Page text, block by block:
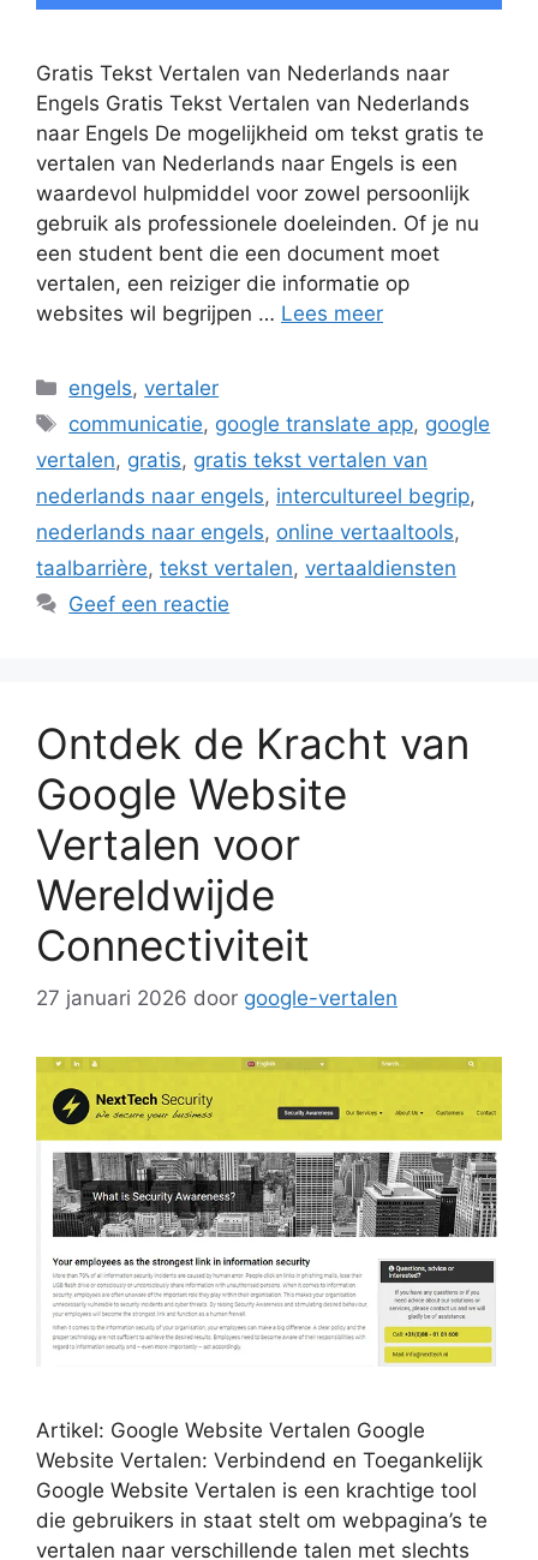
Gratis Tekst Vertalen van Nederlands naar
Engels Gratis Tekst Vertalen van Nederlands
naar Engels De mogelijkheid om tekst gratis te
vertalen van Nederlands naar Engels is een
waardevol hulpmiddel voor zowel persoonlijk
gebruik als professionele doeleinden. Of je nu
een student bent die een document moet
vertalen, een reiziger die informatie op
websites wil begrijpen … Lees meer
Categorieën
engels,vertaler
Tags
communicatie, google translate app, google
vertalen, gratis, gratis tekst vertalen van
nederlands naar engels, intercultureel begrip,
nederlands naar engels, online vertaaltools,
taalbarrière, tekst vertalen, vertaaldiensten
Geef een reactie
Ontdek de Kracht van
Google Website
Vertalen voor
Wereldwijde
Connectiviteit
27 januari 2026 door google-vertalen
Artikel: Google Website Vertalen Google
Website Vertalen: Verbindend en Toegankelijk
Google Website Vertalen is een krachtige tool
die gebruikers in staat stelt om webpagina’s te
vertalen naar verschillende talen met slechts